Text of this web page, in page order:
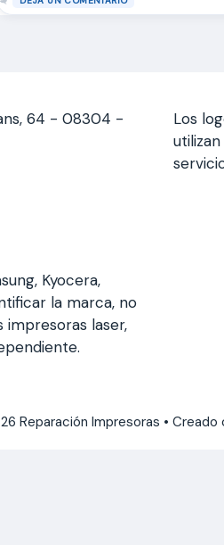
64 - 08304 -
Kyocera,
la marca, no
impresoras laser,
Los
Reparación Impresoras • Creado